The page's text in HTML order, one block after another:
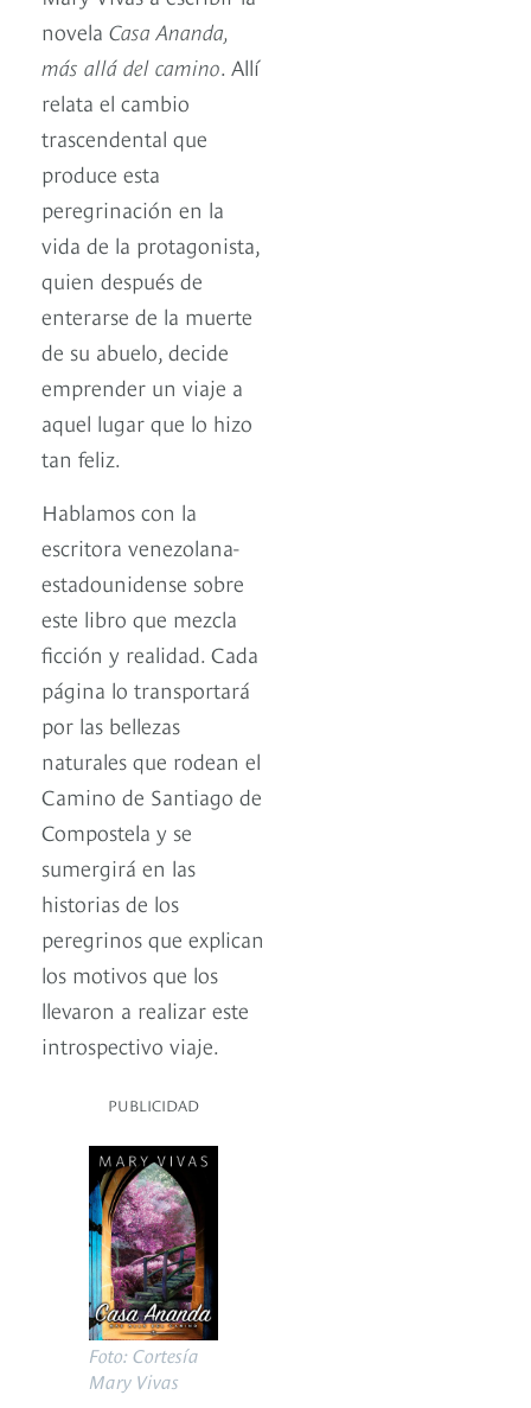
novela Casa Ananda,
más allá del camino. Allí
relata el cambio
trascendental que
produce esta
peregrinación en la
vida de la protagonista,
quien después de
enterarse de la muerte
de su abuelo, decide
emprender un viaje a
aquel lugar que lo hizo
tan feliz.
Hablamos con la
escritora venezolana-
estadounidense sobre
este libro que mezcla
ficción y realidad. Cada
página lo transportará
por las bellezas
naturales que rodean el
Camino de Santiago de
Compostela y se
sumergirá en las
historias de los
peregrinos que explican
los motivos que los
llevaron a realizar este
introspectivo viaje.
PUBLICIDAD
Foto: Cortesía
Mary Vivas